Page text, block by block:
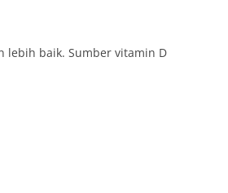
lebih baik. Sumber vitamin D